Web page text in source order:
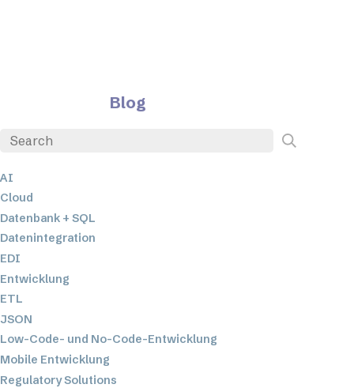
Blog
AI
Cloud
Datenbank + SQL
Datenintegration
EDI
Entwicklung
ETL
JSON
Low-Code- und No-Code-Entwicklung
Mobile Entwicklung
Regulatory Solutions